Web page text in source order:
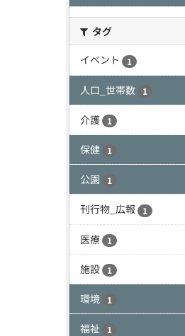
タグ
イベント
1
人口_世帯数 1
介護 1
保健 1
公園 1
刊行物_広報 1
医療 1
施設 1
環境 1
福祉 1